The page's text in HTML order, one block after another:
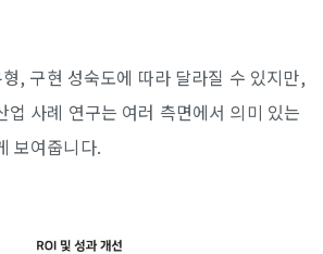
, 구현 성숙도에 따라 달라질 수 있지만,
업 사례 연구는 여러 측면에서 의미 있는
보여줍니다.